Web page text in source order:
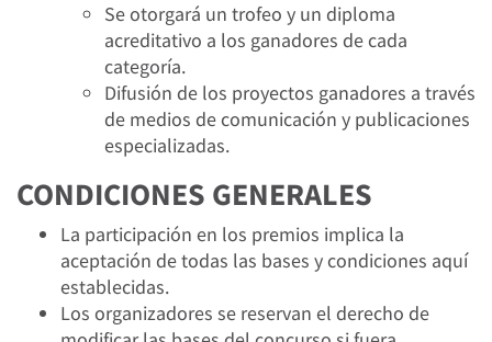
Se otorgará un trofeo y un diploma
acreditativo a los ganadores de cada
categoría.
Difusión de los proyectos ganadores a través
de medios de comunicación y publicaciones
especializadas.
CONDICIONES GENERALES
La participación en los premios implica la
aceptación de todas las bases y condiciones aquí
establecidas.
Los organizadores se reservan el derecho de